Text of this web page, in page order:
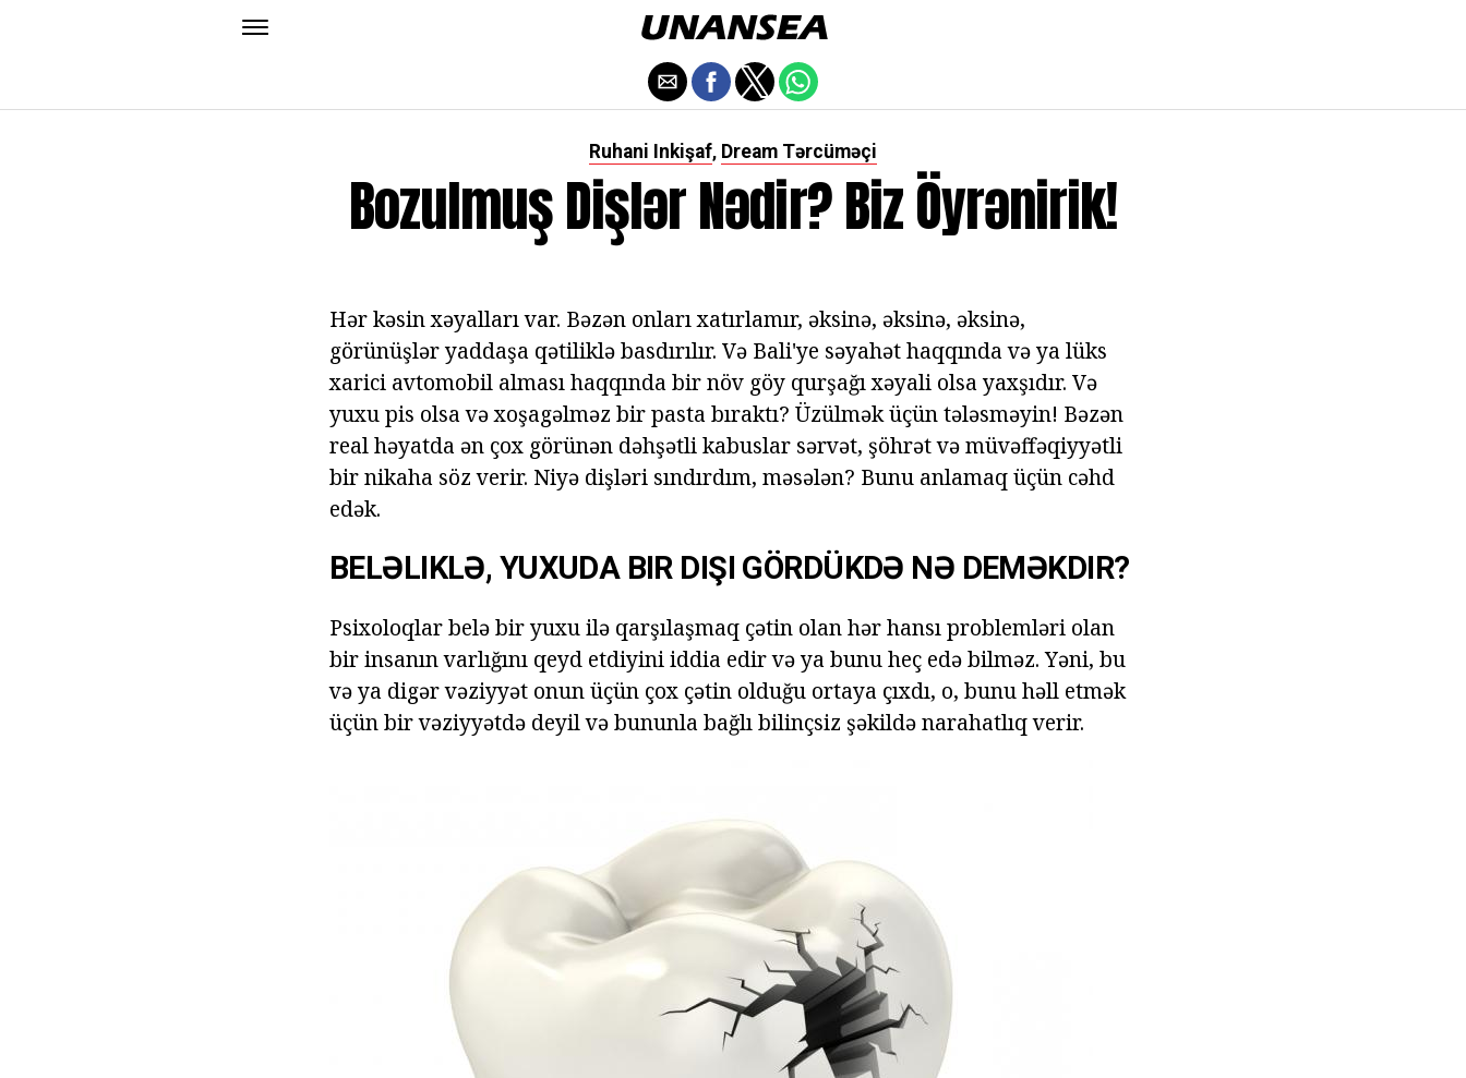
Ruhani Inkişaf, Dream Tərcüməçi
Bozulmuş Dişlər Nədir? Biz Öyrənirik!
Hər kəsin xəyalları var. Bəzən onları xatırlamır, əksinə, əksinə, əksinə,
görünüşlər yaddaşa qətiliklə basdırılır. Və Bali'ye səyahət haqqında və ya lüks
xarici avtomobil alması haqqında bir növ göy qurşağı xəyali olsa yaxşıdır. Və
yuxu pis olsa və xoşagəlməz bir pasta bıraktı? Üzülmək üçün tələsməyin! Bəzən
real həyatda ən çox görünən dəhşətli kabuslar sərvət, şöhrət və müvəffəqiyyətli
bir nikaha söz verir. Niyə dişləri sındırdım, məsələn? Bunu anlamaq üçün cəhd
edək.
BELƏLIKLƏ, YUXUDA BIR DIŞI GÖRDÜKDƏ NƏ DEMƏKDIR?
Psixoloqlar belə bir yuxu ilə qarşılaşmaq çətin olan hər hansı problemləri olan
bir insanın varlığını qeyd etdiyini iddia edir və ya bunu heç edə bilməz. Yəni, bu
və ya digər vəziyyət onun üçün çox çətin olduğu ortaya çıxdı, o, bunu həll etmək
üçün bir vəziyyətdə deyil və bununla bağlı bilinçsiz şəkildə narahatlıq verir.